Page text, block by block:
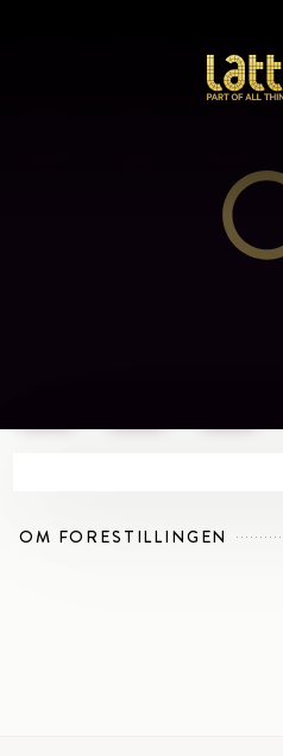
OM FORESTILLINGEN